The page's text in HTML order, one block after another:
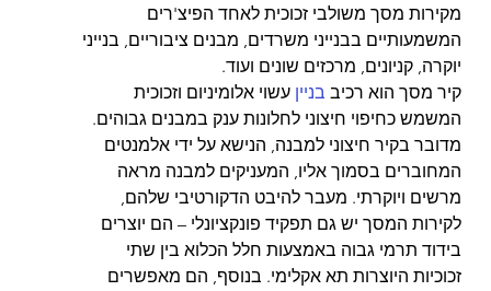
מקירות מסך משולבי זכוכית לאחד הפיצ'רים
המשמעותיים בבנייני משרדים, מבנים ציבוריים, בנייני
יוקרה, קניונים, מרכזים שונים ועוד.
קיר מסך הוא רכיב בניין עשוי אלומיניום וזכוכית
המשמש כחיפוי חיצוני לחלונות ענק במבנים גבוהים.
מדובר בקיר חיצוני למבנה, הנישא על ידי אלמנטים
המחוברים בסמוך אליו, המעניקים למבנה מראה
מרשים ויוקרתי. מעבר להיבט הדקורטיבי שלהם,
לקירות המסך יש גם תפקיד פונקציונלי – הם יוצרים
בידוד תרמי גבוה באמצעות חלל הכלוא בין שתי
זכוכיות היוצרות תא אקלימי. בנוסף, הם מאפשרים